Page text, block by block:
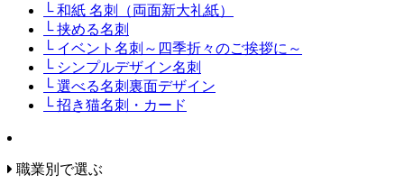
└ 和紙 名刺（両面新大礼紙）
└ 挟める名刺
└ イベント名刺～四季折々のご挨拶に～
└ シンプルデザイン名刺
└ 選べる名刺裏面デザイン
└ 招き猫名刺・カード
職業別で選ぶ